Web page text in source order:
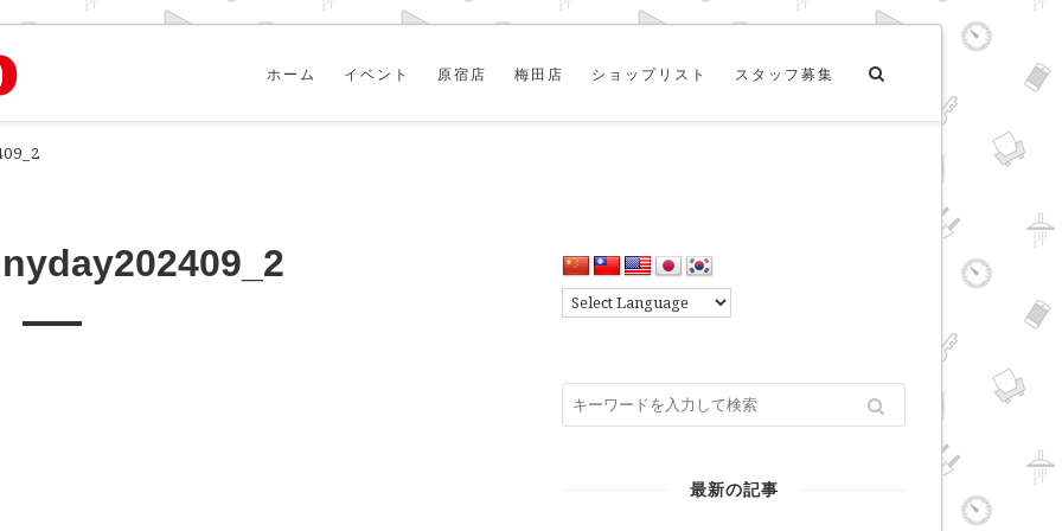
ホーム イベント 原宿店 梅田店 ショップリスト スタッフ募集
最新の記事